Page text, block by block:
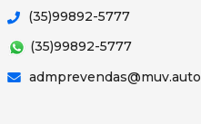
(35)99892-5777
(35)99892-5777